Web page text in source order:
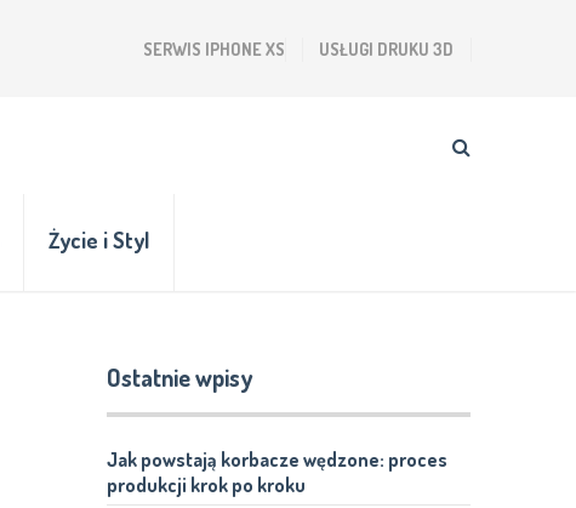
SERWIS IPHONE XS USŁUGI DRUKU 3D
Życie i Styl
Ostatnie wpisy
Jak powstają korbacze wędzone: proces
produkcji krok po kroku